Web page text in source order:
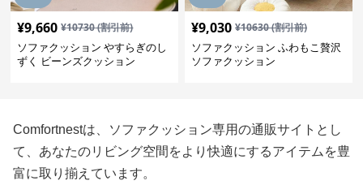
¥9,660 ¥10730(割引前)
ソファクッション やすらぎのし
ずく ビーンズクッション
¥9,030 ¥10630(割引前)
ソファクッション ふわもこ贅沢
ソファクッション
Comfortnestは、ソファクッション専用の通販サイトとし
て、あなたのリビング空間をより快適にするアイテムを豊
富に取り揃えています。